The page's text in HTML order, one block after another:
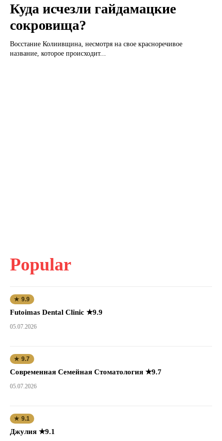
Куда исчезли гайдамацкие
сокровища?
Восстание Колиивщина, несмотря на свое красноречивое
название, которое происходит...
Popular
★ 9.9
Futoimas Dental Clinic ★9.9
05.07.2026
★ 9.7
Современная Семейная Стоматология ★9.7
05.07.2026
★ 9.1
Джулия ★9.1